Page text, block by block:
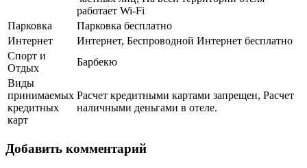
работает Wi-Fi
Парковка
Парковка бесплатно
Интернет
Интернет, Беспроводной Интернет бесплатно
Спорт и
Отдых
Барбекю
Виды
принимаемых
кредитных
карт
Расчет кредитными картами запрещен, Расчет
наличными деньгами в отеле.
Добавить комментарий